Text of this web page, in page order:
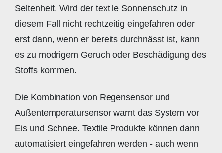
Seltenheit. Wird der textile Sonnenschutz in
diesem Fall nicht rechtzeitig eingefahren oder
erst dann, wenn er bereits durchnässt ist, kann
es zu modrigem Geruch oder Beschädigung des
Stoffs kommen.
Die Kombination von Regensensor und
Außentemperatursensor warnt das System vor
Eis und Schnee. Textile Produkte können dann
automatisiert eingefahren werden - auch wenn